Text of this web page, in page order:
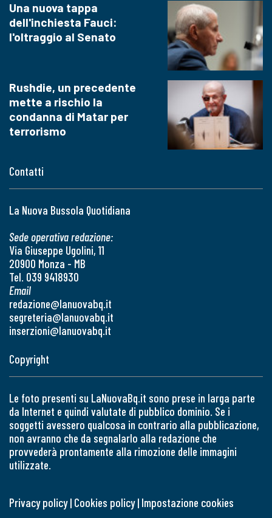
Contatti
La Nuova Bussola Quotidiana
Sede operativa redazione:
Via Giuseppe Ugolini, 11
20900 Monza - MB
Tel. 039 9418930
Email
redazione@lanuovabq.it
segreteria@lanuovabq.it
inserzioni@lanuovabq.it
Una nuova tappa
dell'inchiesta Fauci:
l'oltraggio al Senato
Rushdie, un precedente
mette a rischio la
condanna di Matar per
terrorismo
Copyright
Le foto presenti su LaNuovaBq.it sono prese in larga parte
da Internet e quindi valutate di pubblico dominio. Se i
soggetti avessero qualcosa in contrario alla pubblicazione,
non avranno che da segnalarlo alla redazione che
provvederà prontamente alla rimozione delle immagini
utilizzate.
Privacy policy| Cookies policy| Impostazione cookies